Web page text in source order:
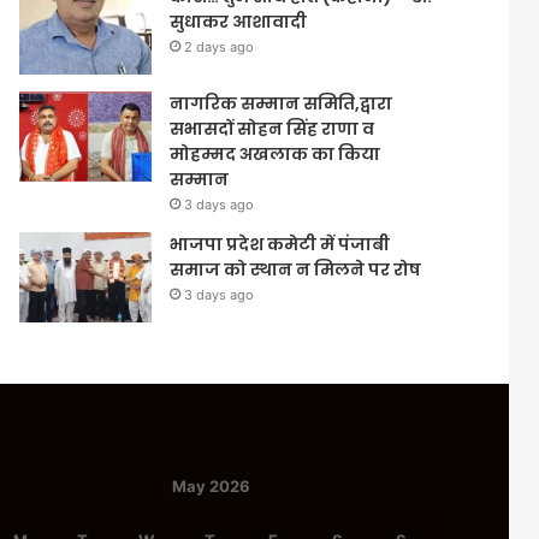
सुधाकर आशावादी
2 days ago
नागरिक सम्मान समिति,द्वारा
सभासदों सोहन सिंह राणा व
मोहम्मद अखलाक का किया
सम्मान
3 days ago
भाजपा प्रदेश कमेटी में पंजाबी
समाज को स्थान न मिलने पर रोष
3 days ago
May 2026